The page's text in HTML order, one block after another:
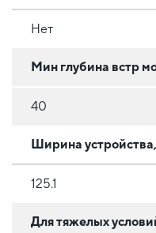
Нет
Мин глубина встр
40
Ширина
125.1
Для тяжелых